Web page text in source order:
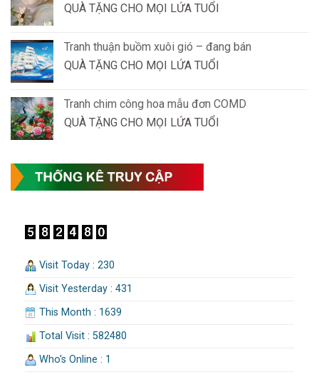
QUÀ TẶNG CHO MỌI LỨA TUỔI
Tranh thuận buồm xuôi gió – đang bán
QUÀ TẶNG CHO MỌI LỨA TUỔI
Tranh chim công hoa mẫu đơn COMD
QUÀ TẶNG CHO MỌI LỨA TUỔI
Visit Today : 230
Visit Yesterday : 431
This Month : 1639
Total Visit : 582480
Who's Online : 1